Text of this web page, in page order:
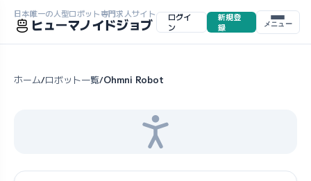
日本唯一の人型ロボット専門求人サイト
ヒューマノイドジョブ
ログイ
ン
新規登
録
メニュー
ホーム/ロボット一覧/Ohmni Robot